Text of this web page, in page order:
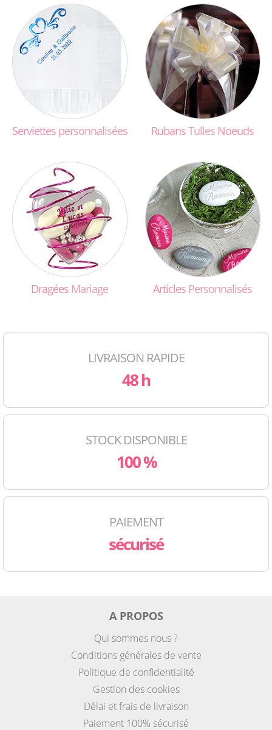
Serviettes personnalisées RubansTulles Noeuds
Dragées Mariage Articles Personnalisés
LIVRAISON RAPIDE
48 h
STOCK DISPONIBLE
100 %
PAIEMENT
sécurisé
A PROPOS
Qui sommes nous ?
Conditions générales de vente
Politique de confidentialité
Gestion des cookies
Délai et frais de livraison
Paiement 100% sécurisé